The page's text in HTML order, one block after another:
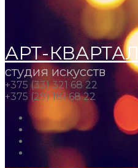
АРТ-КВАРТАЛ
студия искусств
+375 (33) 321 68 22
+375 (29) 181 68 22